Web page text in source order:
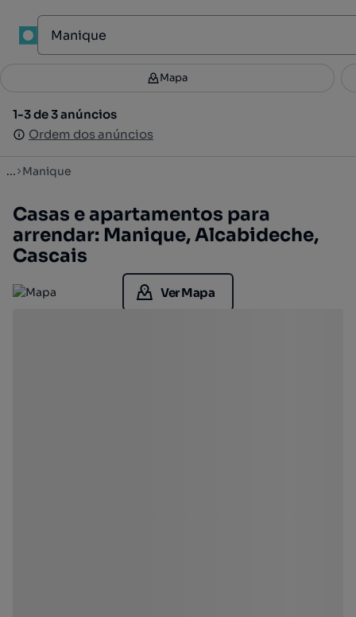
Filtros 2
1-3 de 3 anúncios
Ordem dos anúncios
Mapa
1-3 de 3 anúncios
Ordem dos anúncios
... Manique
Casas e apartamentos para
arrendar: Manique, Alcabideche,
Cascais
Ver Mapa